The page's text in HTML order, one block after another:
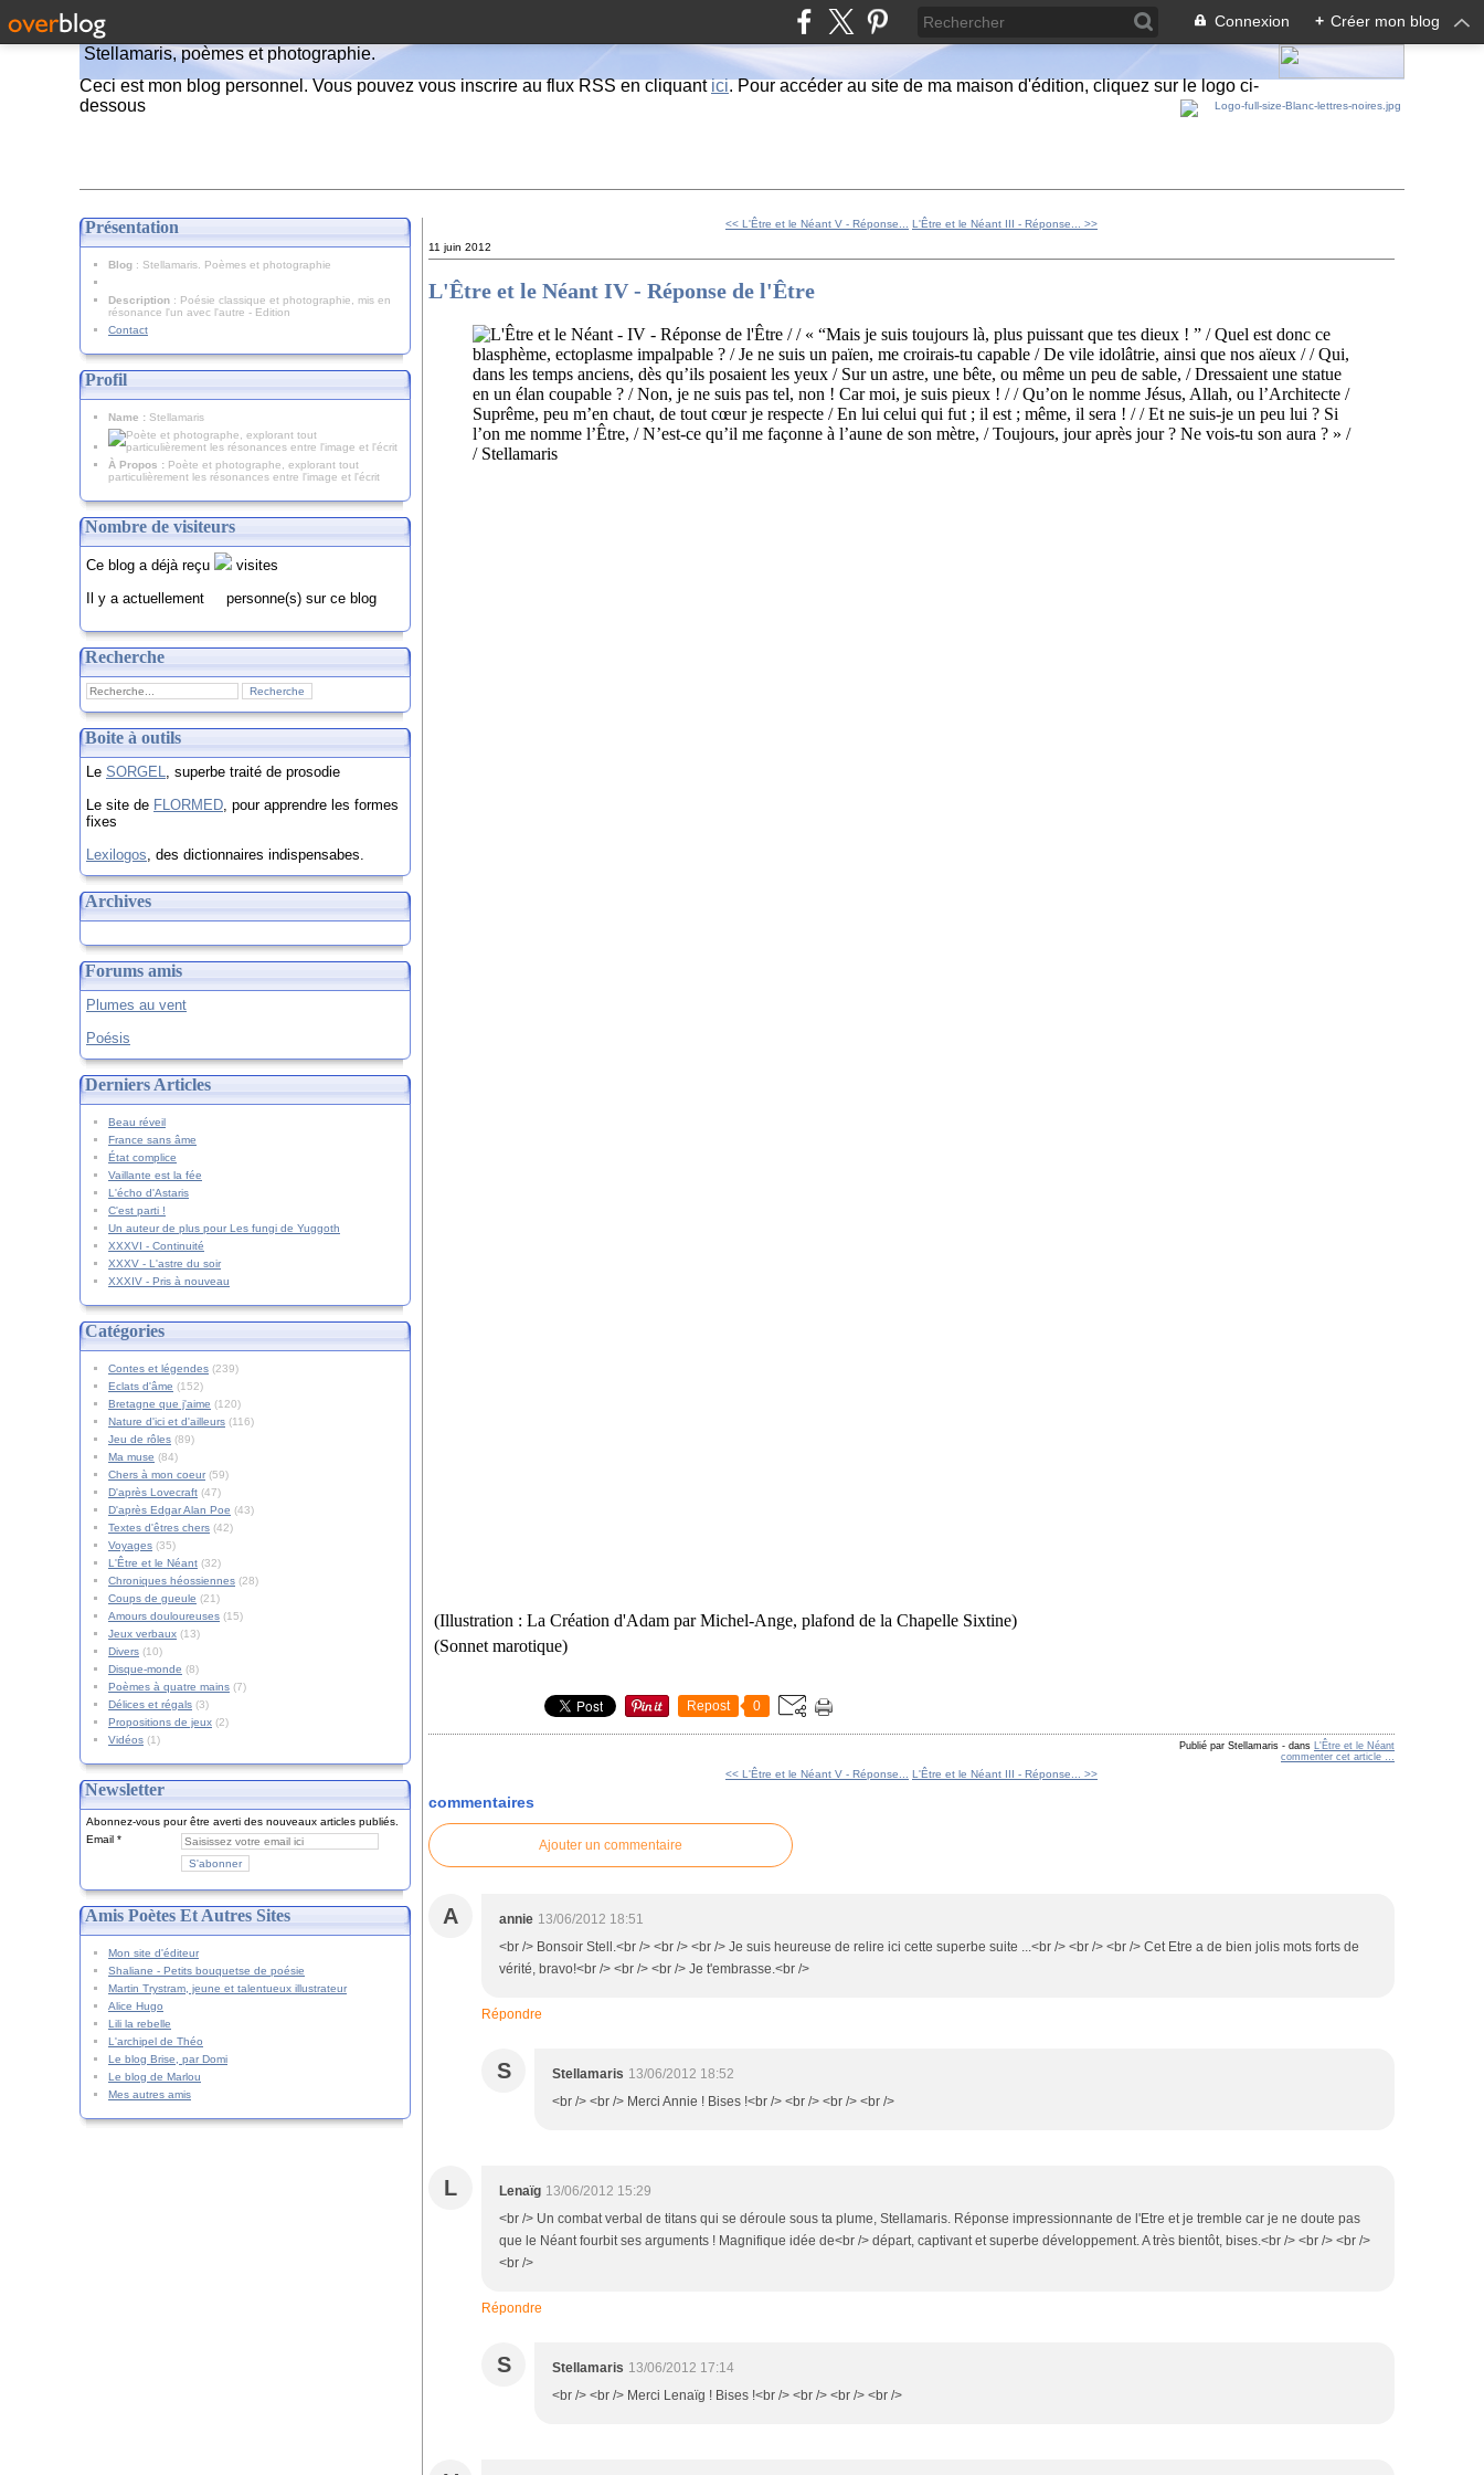
Connexion + Créer mon blog
Stellamaris, poèmes et photographie.
Ceci est mon blog personnel. Vous pouvez vous inscrire au flux RSS en cliquantici. Pour accéder au site de ma maison d'édition, cliquez sur le logo ci-
dessous
Présentation
Blog : Stellamaris. Poèmes et photographie
Description : Poésie classique et photographie, mis en
résonance l'un avec l'autre - Edition
Contact
Profil
Name : Stellamaris
À Propos : Poète et photographe, explorant tout
particulièrement les résonances entre l'image et l'écrit
Nombre de visiteurs
Ce blog a déjà reçu
visites
Il y a actuellement
personne(s) sur ce blog
Recherche
Boite à outils
Le SORGEL, superbe traité de prosodie
Le site de FLORMED, pour apprendre les formes
fixes
Lexilogos, des dictionnaires indispensabes.
Archives
Forums amis
Plumes au vent
Poésis
Derniers Articles
Beau réveil
France sans âme
État complice
Vaillante est la fée
L'écho d'Astaris
C'est parti !
Un auteur de plus pour Les fungi de Yuggoth
XXXVI - Continuité
XXXV - L'astre du soir
XXXIV - Pris à nouveau
Catégories
Contes et légendes (239)
Eclats d'âme (152)
Bretagne que j'aime (120)
Nature d'ici et d'ailleurs (116)
Jeu de rôles (89)
Ma muse (84)
Chers à mon coeur (59)
D'après Lovecraft (47)
D'après Edgar Alan Poe (43)
Textes d'êtres chers (42)
Voyages (35)
L'Être et le Néant (32)
Chroniques héossiennes (28)
Coups de gueule (21)
Amours douloureuses (15)
Jeux verbaux (13)
Divers (10)
Disque-monde (8)
Poèmes à quatre mains (7)
Délices et régals (3)
Propositions de jeux (2)
Vidéos (1)
Newsletter
Abonnez-vous pour être averti des nouveaux articles publiés.
Email
Amis Poètes Et Autres Sites
Mon site d'éditeur
Shaliane - Petits bouquetse de poésie
Martin Trystram, jeune et talentueux illustrateur
Alice Hugo
Lili la rebelle
L'archipel de Théo
Le blog Brise, par Domi
Le blog de Marlou
Mes autres amis
<< L'Être et le Néant V - Réponse...
L'Être et le Néant III - Réponse... >>
11 juin 2012
L'Être et le Néant IV - Réponse de l'Être
(Illustration : La Création d'Adam par Michel-Ange, plafond de la Chapelle Sixtine)
(Sonnet marotique)
Repost 0
Publié par Stellamaris - dans L'Être et le Néant
commenter cet article …
<< L'Être et le Néant V - Réponse... L'Être et le Néant III - Réponse... >>
commentaires
Ajouter un commentaire
A annie 13/06/2012 18:51
<br /> Bonsoir Stell.<br /> <br /> <br /> Je suis heureuse de relire ici cette superbe suite ...<br /> <br /> <br /> Cet Etre a de bien jolis mots forts de
vérité, bravo!<br /> <br /> <br /> Je t'embrasse.<br />
Répondre
S Stellamaris 13/06/2012 18:52
<br /> <br /> Merci Annie ! Bises !<br /> <br /> <br /> <br />
L Lenaïg 13/06/2012 15:29
<br /> Un combat verbal de titans qui se déroule sous ta plume, Stellamaris. Réponse impressionnante de l'Etre et je tremble car je ne doute pas
que le Néant fourbit ses arguments ! Magnifique idée de<br /> départ, captivant et superbe développement. A très bientôt, bises.<br /> <br /> <br />
<br />
Répondre
S Stellamaris 13/06/2012 17:14
<br /> <br /> Merci Lenaïg ! Bises !<br /> <br /> <br /> <br />